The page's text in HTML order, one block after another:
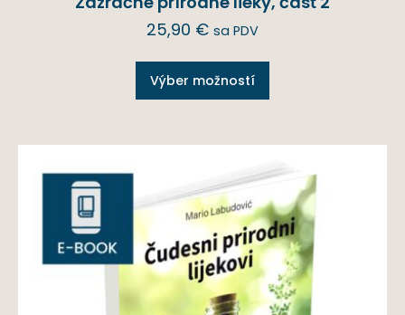
25,90 € sa PDV
Výber možností